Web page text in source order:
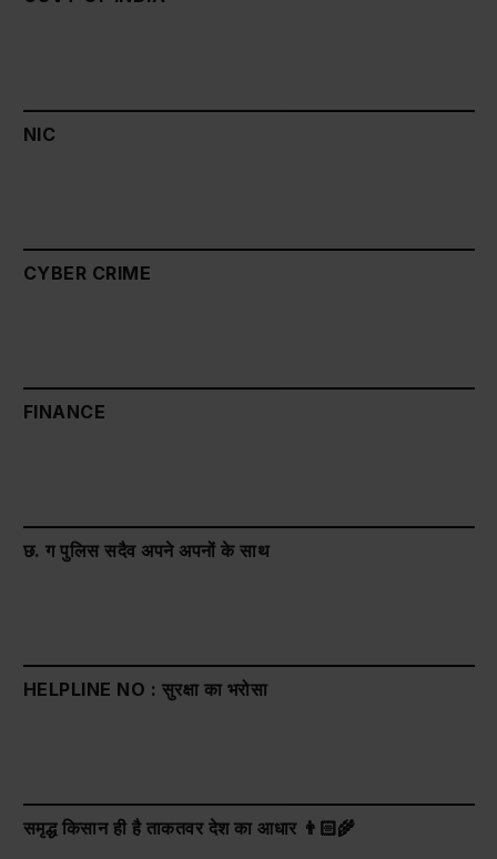
NIC
CYBER CRIME
FINANCE
छ. ग पुलिस सदैव अपने अपनों के साथ
HELPLINE NO : सुरक्षा का भरोसा
समृद्ध किसान ही है ताकतवर देश का आधार 👨🏻‍🌾